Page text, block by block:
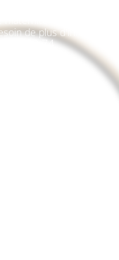
de plus d'informations.